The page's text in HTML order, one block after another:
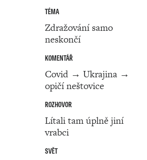
TÉMA
Zdražování samo
neskončí
KOMENTÁŘ
Covid → Ukrajina →
opičí neštovice
ROZHOVOR
Lítali tam úplně jiní
vrabci
SVĚT